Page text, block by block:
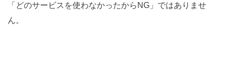
「どのサービスを使わなかったからNG」ではありませ
ん。